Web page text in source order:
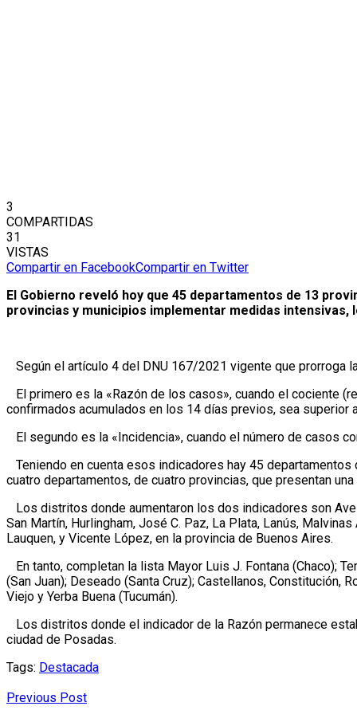
3
COMPARTIDAS
31
VISTAS
Compartir en FacebookCompartir en Twitter
El Gobierno reveló hoy que 45 departamentos de 13
provincias y municipios implementar medidas
Según el artículo 4 del DNU 167/2021 vigente que prorroga
El primero es la «Razón de los casos», cuando el cociente
confirmados acumulados en los 14 días previos, sea superior
El segundo es la «Incidencia», cuando el número de casos
Teniendo en cuenta esos indicadores hay 45
cuatro departamentos, de cuatro provincias, que presentan
Los distritos donde aumentaron los dos indicadores son
San Martín, Hurlingham, José C. Paz, La Plata, Lanús,
Lauquen, y Vicente López, en la provincia de Buenos Aires.
En tanto, completan la lista Mayor Luis J. Fontana (Chaco);
(San Juan); Deseado (Santa Cruz); Castellanos, Constitución,
Viejo y Yerba Buena (Tucumán).
Los distritos donde el indicador de la Razón permanece
ciudad de Posadas.
Tags: Destacada
Previous Post